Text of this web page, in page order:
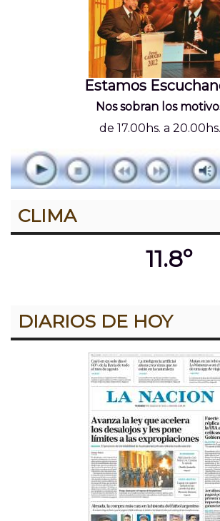
Estamos
Nos sobran los
de 17.00hs. a 20.00hs.
CLIMA
11.8º
DIARIOS DE HOY